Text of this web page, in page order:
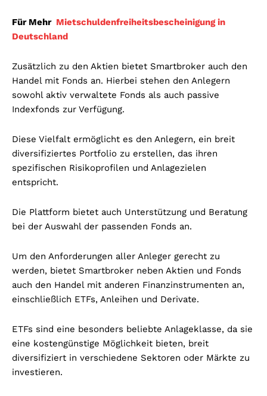
Für Mehr Mietschuldenfreiheitsbescheinigung in
Deutschland
Zusätzlich zu den Aktien bietet Smartbroker auch den
Handel mit Fonds an. Hierbei stehen den Anlegern
sowohl aktiv verwaltete Fonds als auch passive
Indexfonds zur Verfügung.
Diese Vielfalt ermöglicht es den Anlegern, ein breit
diversifiziertes Portfolio zu erstellen, das ihren
spezifischen Risikoprofilen und Anlagezielen
entspricht.
Die Plattform bietet auch Unterstützung und Beratung
bei der Auswahl der passenden Fonds an.
Um den Anforderungen aller Anleger gerecht zu
werden, bietet Smartbroker neben Aktien und Fonds
auch den Handel mit anderen Finanzinstrumenten an,
einschließlich ETFs, Anleihen und Derivate.
ETFs sind eine besonders beliebte Anlageklasse, da sie
eine kostengünstige Möglichkeit bieten, breit
diversifiziert in verschiedene Sektoren oder Märkte zu
investieren.